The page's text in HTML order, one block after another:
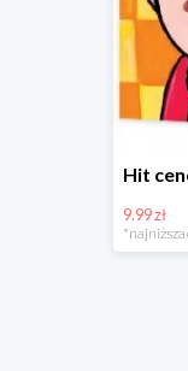
9.99 zł
*najniższa